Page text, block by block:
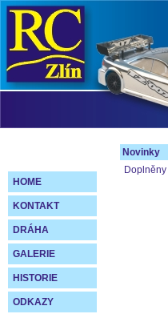
HOME
KONTAKT
DRÁHA
GALERIE
HISTORIE
ODKAZY
Novinky
Doplněny